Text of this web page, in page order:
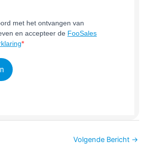
met het ontvangen van
en accepteer de FooSales
Volgende Bericht →